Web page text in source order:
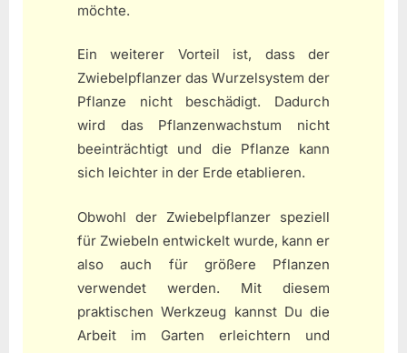
möchte.
Ein weiterer Vorteil ist, dass der
Zwiebelpflanzer das Wurzelsystem der
Pflanze nicht beschädigt. Dadurch
wird das Pflanzenwachstum nicht
beeinträchtigt und die Pflanze kann
sich leichter in der Erde etablieren.
Obwohl der Zwiebelpflanzer speziell
für Zwiebeln entwickelt wurde, kann er
also auch für größere Pflanzen
verwendet werden. Mit diesem
praktischen Werkzeug kannst Du die
Arbeit im Garten erleichtern und